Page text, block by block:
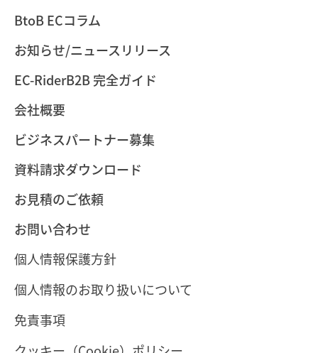
BtoB ECコラム
お知らせ/ニュースリリース
EC-RiderB2B 完全ガイド
会社概要
ビジネスパートナー募集
資料請求ダウンロード
お見積のご依頼
お問い合わせ
個人情報保護方針
個人情報のお取り扱いについて
免責事項